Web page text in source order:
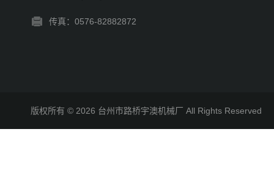
传真：0576-82882872
版权所有 © 2026 台州市路桥宇澳机械厂 All Rights